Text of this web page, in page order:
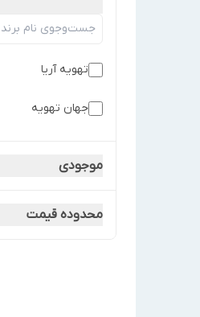
تهویه آریا
جهان تهویه
موجودی
محدوده قیمت